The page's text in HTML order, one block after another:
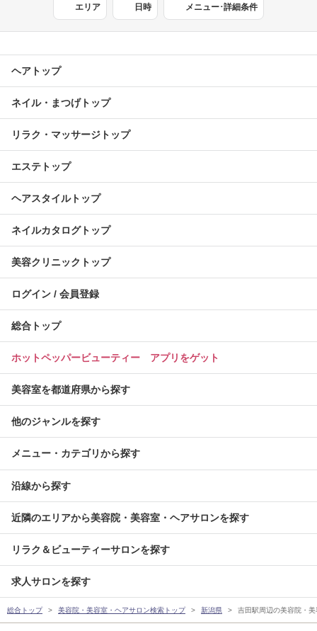
エリア 日時 メニュー･詳細条件
ヘアトップ
ネイル・まつげトップ
リラク・マッサージトップ
エステトップ
ヘアスタイルトップ
ネイルカタログトップ
美容クリニックトップ
ログイン / 会員登録
総合トップ
ホットペッパービューティー アプリをゲット
美容室を都道府県から探す
他のジャンルを探す
メニュー・カテゴリから探す
沿線から探す
近隣のエリアから美容院・美容室・ヘアサロンを探す
リラク＆ビューティーサロンを探す
求人サロンを探す
総合トップ 美容院・美容室・ヘアサロン検索トップ 新潟県 吉田駅周辺の美容院・